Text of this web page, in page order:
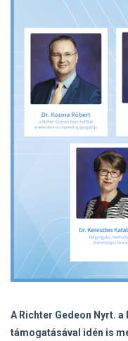
A Richter Gedeon Nyrt.
támogatásával idén is